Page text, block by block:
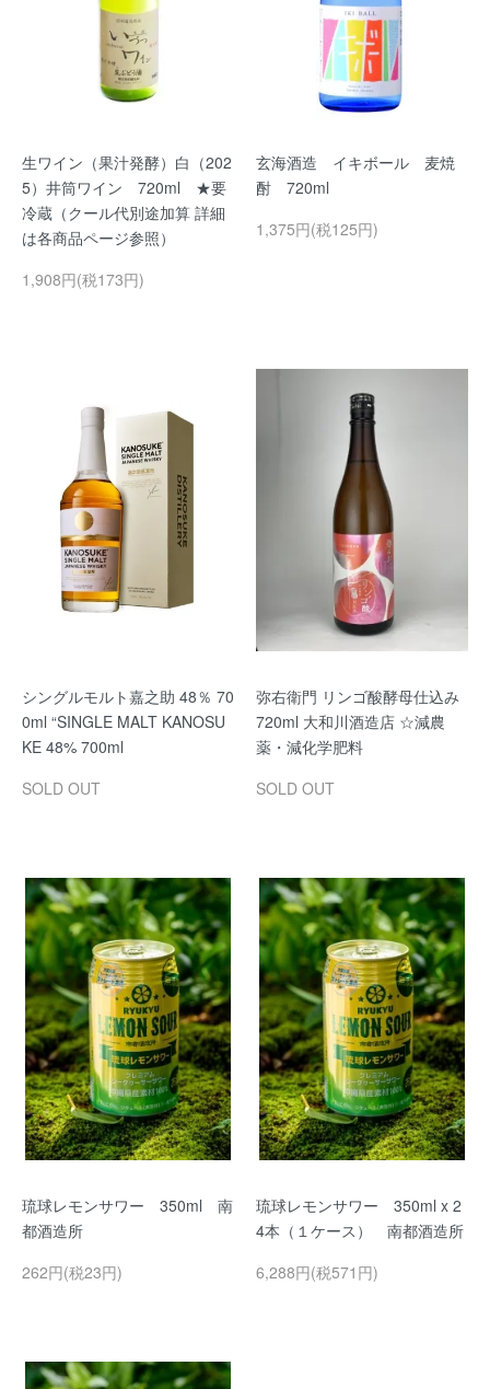
生ワイン（果汁発酵）白（202
5）井筒ワイン 720ml ★要
冷蔵（クール代別途加算 詳細
は各商品ページ参照）
1,908円(税173円)
玄海酒造 イキボール 麦焼
酎 720ml
1,375円(税125円)
シングルモルト嘉之助 48％ 70
0ml “SINGLE MALT KANOSU
KE 48% 700ml
SOLD OUT
弥右衛門 リンゴ酸酵母仕込み
720ml 大和川酒造店 ☆減農
薬・減化学肥料
SOLD OUT
琉球レモンサワー 350ml 南
都酒造所
262円(税23円)
琉球レモンサワー 350ml x 2
4本（１ケース） 南都酒造所
6,288円(税571円)